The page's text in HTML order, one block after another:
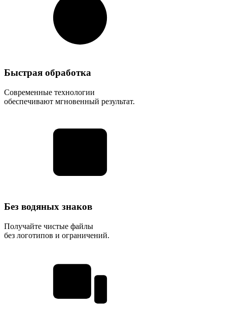
Быстрая обработка
Современные технологии
обеспечивают мгновенный результат.
Без водяных знаков
Получайте чистые файлы
без логотипов и ограничений.